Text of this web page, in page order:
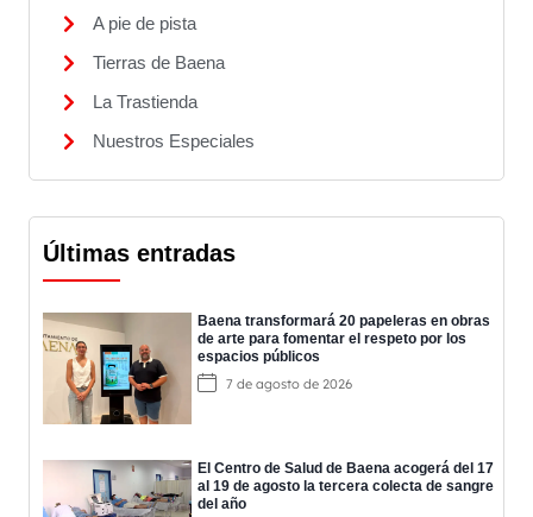
A pie de pista
Tierras de Baena
La Trastienda
Nuestros Especiales
Últimas entradas
Baena transformará 20 papeleras en obras
de arte para fomentar el respeto por los
espacios públicos
7 de agosto de 2026
El Centro de Salud de Baena acogerá del 17
al 19 de agosto la tercera colecta de sangre
del año